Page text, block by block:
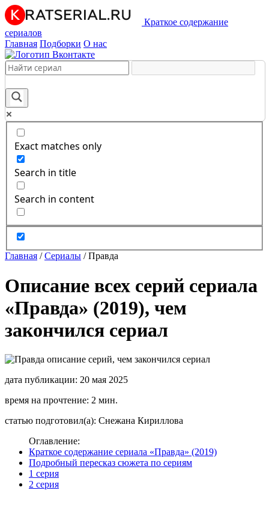
Краткое содержание
сериалов
Главная Подборки О нас
Exact matches only
Search in title
Search in content
Главная /Сериалы /Правда
Описание всех серий сериала
«Правда» (2019), чем
закончился сериал
дата публикации: 20 мая 2025
время на прочтение: 2 мин.
статью подготовил(а): Снежана Кириллова
Оглавление:
Краткое содержание сериала «Правда» (2019)
Подробный пересказ сюжета по сериям
1 серия
2 серия